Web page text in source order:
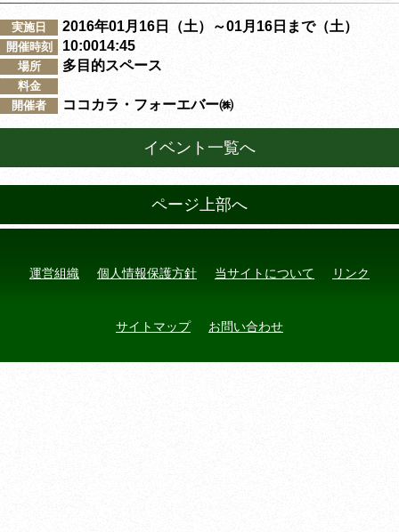
実施日 2016年01月16日（土）～01月16日まで（土）
開催時刻 10:0014:45
場所 多目的スペース
料金
開催者
ココカラ・フォーエバー㈱
イベント一覧へ
ページ上部へ
運営組織 個人情報保護方針 当サイトについて リンク
サイトマップ お問い合わせ